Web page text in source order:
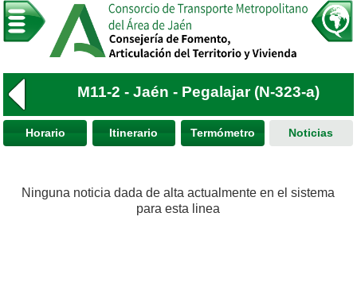
M11-2 - Jaén - Pegalajar (N-323-a)
Horario Itinerario Termómetro Noticias
Ninguna noticia dada de alta actualmente en el sistema
para esta linea